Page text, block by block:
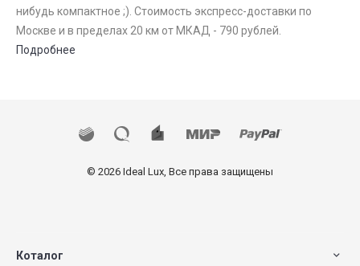
нибудь компактное ;). Стоимость экспресс-доставки по
Москве и в пределах 20 км от МКАД - 790 рублей.
Подробнее
© 2026 Ideal Lux, Все права защищены
Коталог